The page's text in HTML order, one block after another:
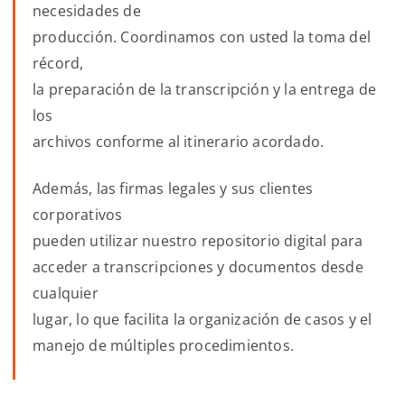
necesidades de
producción. Coordinamos con usted la toma del
récord,
la preparación de la transcripción y la entrega de
los
archivos conforme al itinerario acordado.
Además, las firmas legales y sus clientes
corporativos
pueden utilizar nuestro repositorio digital para
acceder a transcripciones y documentos desde
cualquier
lugar, lo que facilita la organización de casos y el
manejo de múltiples procedimientos.